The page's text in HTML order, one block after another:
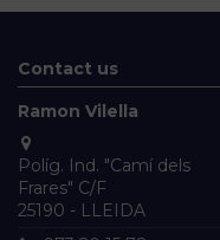
Contact us
Ramon Vilella
Políg. Ind. "Camí dels
Frares" C/F
25190 - LLEIDA